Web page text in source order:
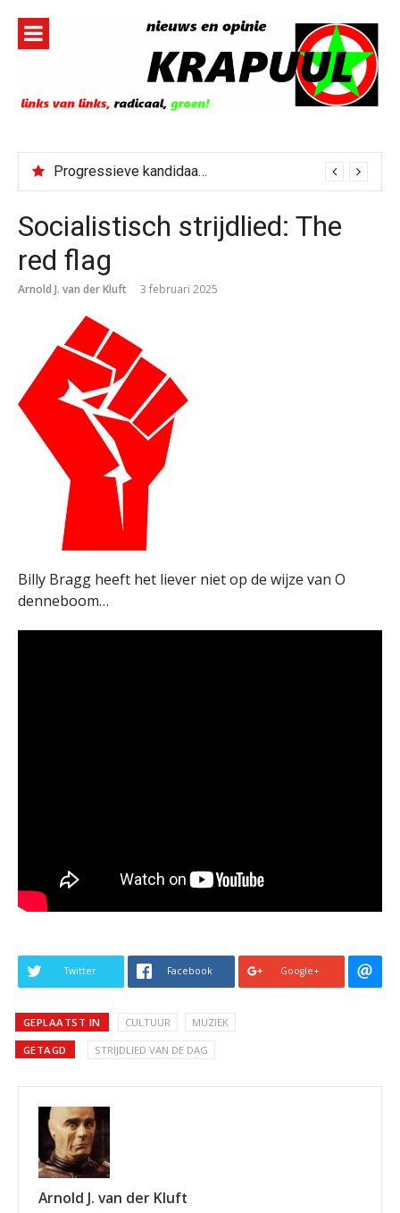
inhoud
Progressieve kandidaat El-Sayed senaatskandidaat Michigan
Socialistisch strijdlied: The
red flag
Arnold J. van der Kluft 3 februari 2025
Billy Bragg heeft het liever niet op de wijze van O
denneboom…
Twitter Facebook Google+
GEPLAATST IN CULTUUR MUZIEK
GETAGD STRIJDLIED VAN DE DAG
Arnold J. van der Kluft